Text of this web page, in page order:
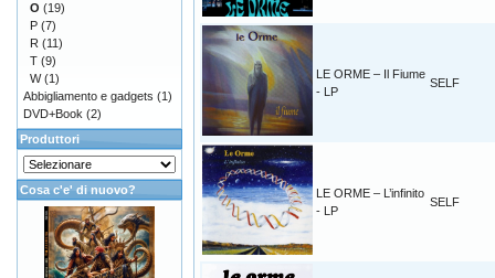
LE ORME – Il Fiume
- LP
SELF
LE ORME – L’infinito
- LP
SELF
O (19)
P (7)
R (11)
T (9)
W(1)
Abbigliamento e gadgets (1)
DVD+Book (2)
Produttori
Cosa c'e' di nuovo?